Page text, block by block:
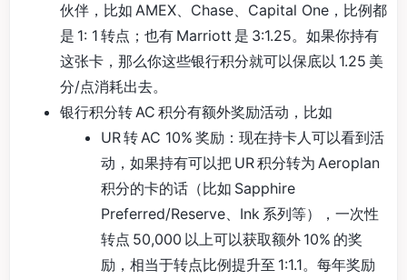
伙伴，比如 AMEX、Chase、Capital One，比例都
是 1: 1 转点；也有 Marriott 是 3:1.25。如果你持有
这张卡，那么你这些银行积分就可以保底以 1.25 美
分/点消耗出去。
银行积分转 AC 积分有额外奖励活动，比如
UR 转 AC 10% 奖励：现在持卡人可以看到活
动，如果持有可以把 UR 积分转为 Aeroplan
积分的卡的话（比如 Sapphire
Preferred/Reserve、Ink 系列等），一次性
转点 50,000 以上可以获取额外 10% 的奖
励，相当于转点比例提升至 1:1.1。每年奖励